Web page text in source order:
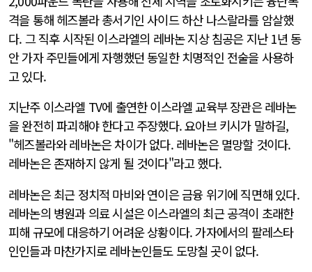
격을 통해 헤즈볼라 총서기인 사이드 하산 나스랄라를 암살했
다. 그 직후 시작된 이스라엘의 레바논 지상 침공은 지난 1년 동
안 가자 주민들에게 자행했던 동일한 치명적인 전술을 사용하
고 있다.
지난주 이스라엘 TV에 출연한 이스라엘 교육부 장관은 레바논
을 완전히 파괴해야 한다고 주장했다. 요아브 키시가 말하길,
"헤즈볼라와 레바논은 차이가 없다. 레바논은 멸망할 것이다.
레바논은 존재하지 않게 될 것이다"라고 했다.
레바논은 최근 정치적 마비와 연이은 금융 위기에 직면해 있다.
레바논의 병원과 의료 시설은 이스라엘의 최근 공격이 초래한
피해 규모에 대응하기 어려운 상황이다. 가자에서의 팔레스타
인인들과 마찬가지로 레바논인들도 도망칠 곳이 없다.